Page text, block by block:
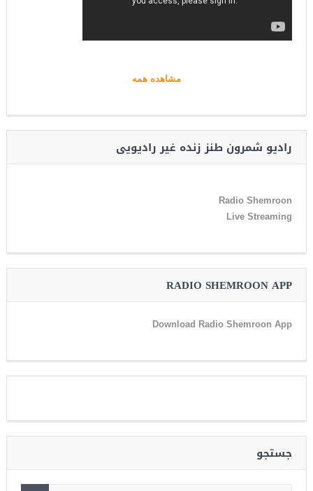
مشاهده همه
رادیو شمرون طنز زنده غیر رادیویی
Radio Shemroon
Live Streaming
RADIO SHEMROON APP
Download Radio Shemroon App
جستجو